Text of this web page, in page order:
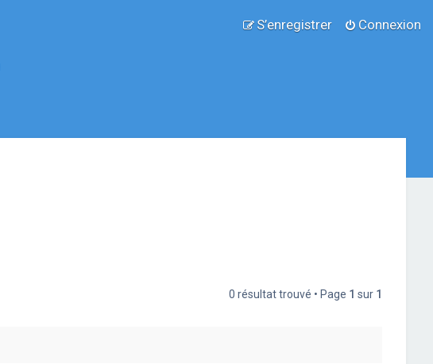
Connexion
S’enregistrer
0 résultat trouvé • Page 1 sur 1